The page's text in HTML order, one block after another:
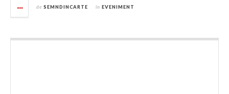
de SEMNDINCARTE în EVENIMENT